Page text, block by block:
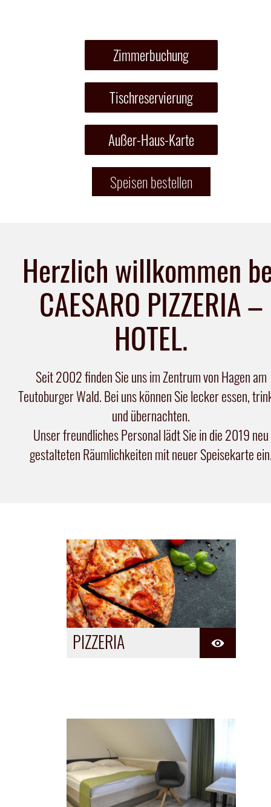
Zimmerbuchung
Tischreservierung
Außer-Haus-Karte
Speisen bestellen
Herzlich willkommen
CAESARO PIZZERIA –
HOTEL.
Seit 2002 finden Sie uns im Zentrum von Hagen am
Teutoburger Wald. Bei uns können Sie lecker essen,
und übernachten.
Unser freundliches Personal lädt Sie in die 2019 neu
gestalteten Räumlichkeiten mit neuer Speisekarte
PIZZERIA